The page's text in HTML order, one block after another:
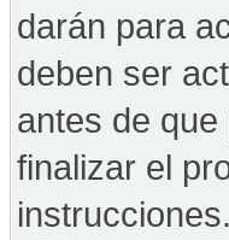
darán para
deben ser
antes de
finalizar el